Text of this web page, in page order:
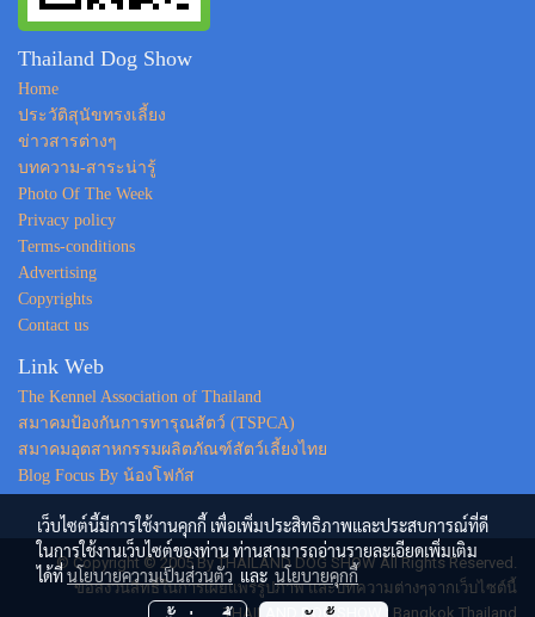
Thailand Dog Show
Home
ประวัติสุนัขทรงเลี้ยง
ข่าวสารต่างๆ
บทความ-สาระน่ารู้
Photo Of The Week
Privacy policy
Terms-conditions
Advertising
Copyrights
Contact us
Link Web
The Kennel Association of Thailand
สมาคมป้องกันการทารุณสัตว์ (TSPCA)
สมาคมอุตสาหกรรมผลิตภัณฑ์สัตว์เลี้ยงไทย
Blog Focus By น้องโฟกัส
© Copyright © 2005 By THAILAND DOG SHOW All Rights Reserved.
ขอสงวนสิทธิ์ในการเผยแพร่รูปภาพ และบทความต่างๆจากเว็บไซต์นี้
THAILAND DOG SHOW : Bangkok Thailand
เว็บไซต์นี้มีการใช้งานคุกกี้ เพื่อเพิ่มประสิทธิภาพและประสบการณ์ที่ดี
ในการใช้งานเว็บไซต์ของท่าน ท่านสามารถอ่านรายละเอียดเพิ่มเติม
ได้ที่นโยบายความเป็นส่วนตัวและนโยบายคุกกี้